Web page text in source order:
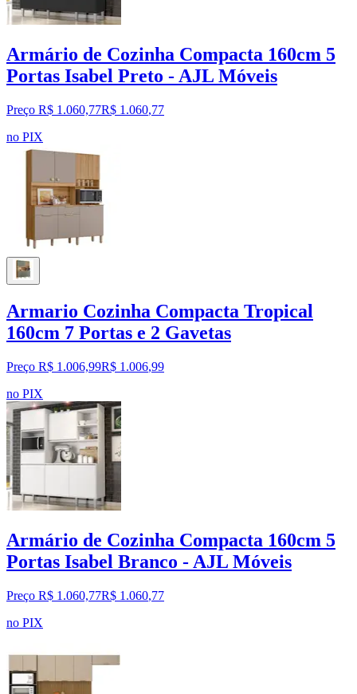
Armário de Cozinha Compacta 160cm 5
Portas Isabel Preto - AJL Móveis
Preço R$ 1.060,77R$ 1.060,77
no PIX
Armario Cozinha Compacta Tropical
160cm 7 Portas e 2 Gavetas
Preço R$ 1.006,99R$ 1.006,99
no PIX
Armário de Cozinha Compacta 160cm 5
Portas Isabel Branco - AJL Móveis
Preço R$ 1.060,77R$ 1.060,77
no PIX